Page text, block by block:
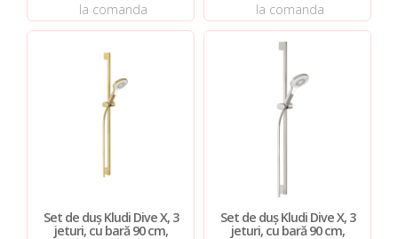
la comanda la comanda
Set de duș Kludi Dive X, 3
jeturi, cu bară 90 cm,
Set de duș Kludi Dive X, 3
jeturi, cu bară 90 cm,